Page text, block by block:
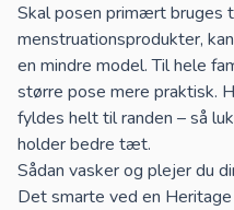
Skal posen primært bruges
menstruationsprodukter,
en mindre model. Til hele
større pose mere praktisk.
fyldes helt til randen – så
holder bedre tæt.
Sådan vasker og plejer du
Det smarte ved en